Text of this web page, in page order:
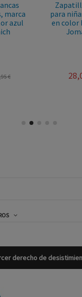
marca
azul
€
para
en color
derecho de